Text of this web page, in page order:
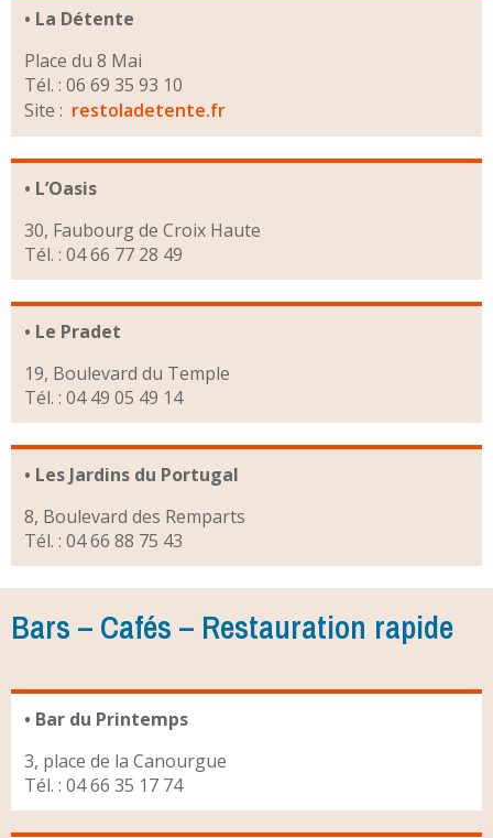
• La Détente
Place du 8 Mai
Tél. : 06 69 35 93 10
Site : restoladetente.fr
• L’Oasis
30, Faubourg de Croix Haute
Tél. : 04 66 77 28 49
• Le Pradet
19, Boulevard du Temple
Tél. : 04 49 05 49 14
• Les Jardins du Portugal
8, Boulevard des Remparts
Tél. : 04 66 88 75 43
Bars – Cafés – Restauration rapide
• Bar du Printemps
3, place de la Canourgue
Tél. : 04 66 35 17 74